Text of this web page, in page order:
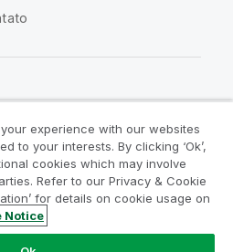
do produto
Legais
comerciais
experience with our websites
to your interests. By clicking ‘Ok’,
cookies which may involve
Refer to our Privacy & Cookie
for details on cookie usage on
Notice